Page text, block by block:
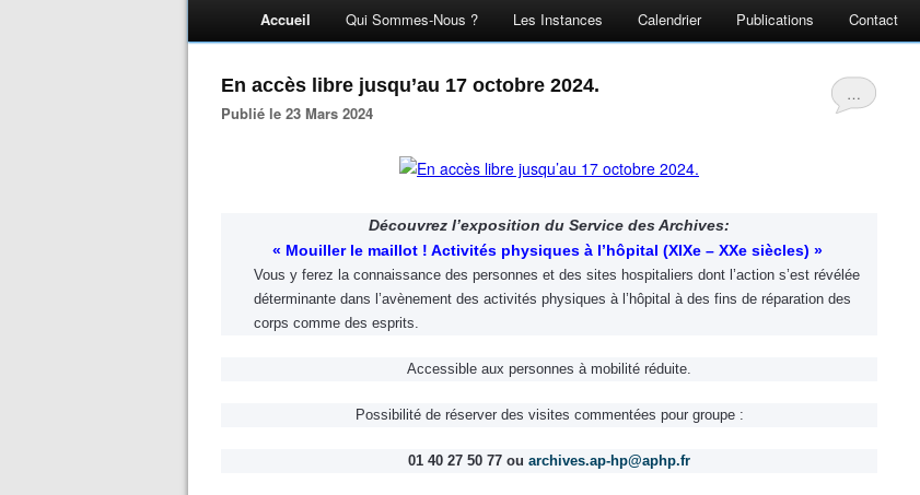
Accueil Qui Sommes-Nous ? Les Instances Calendrier Publications Contact
…
En accès libre jusqu’au 17 octobre 2024.
Publié le 23 Mars 2024
Découvrez l’exposition du Service des Archives:
« Mouiller le maillot ! Activités physiques à l’hôpital (XIXe – XXe siècles) »
Vous y ferez la connaissance des personnes et des sites hospitaliers dont l’action s’est révélée
déterminante dans l’avènement des activités physiques à l’hôpital à des fins de réparation des
corps comme des esprits.
Accessible aux personnes à mobilité réduite.
Possibilité de réserver des visites commentées pour groupe :
01 40 27 50 77 ou archives.ap-hp@aphp.fr